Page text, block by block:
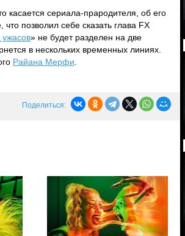
касается сериала-прародителя, об его
позволил себе сказать глава FX
ужасов» не будет разделен на две
в нескольких временных линиях.
Райана Мерфи
Поделиться: